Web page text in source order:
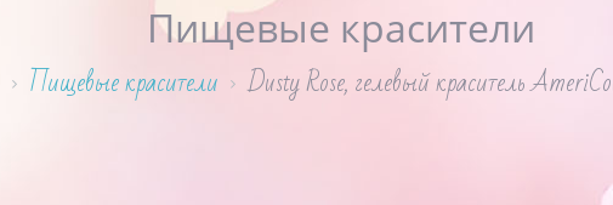
Пищевые красители
Пищевые красители Dusty Rose, гелевый краситель